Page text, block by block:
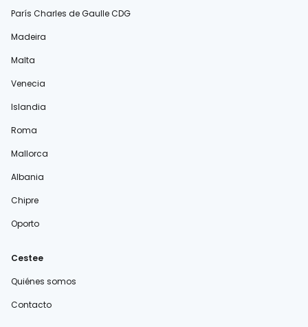
París Charles de Gaulle CDG
Madeira
Malta
Venecia
Islandia
Roma
Mallorca
Albania
Chipre
Oporto
Cestee
Quiénes somos
Contacto